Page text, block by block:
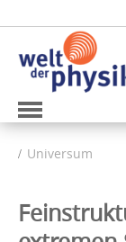
Universum